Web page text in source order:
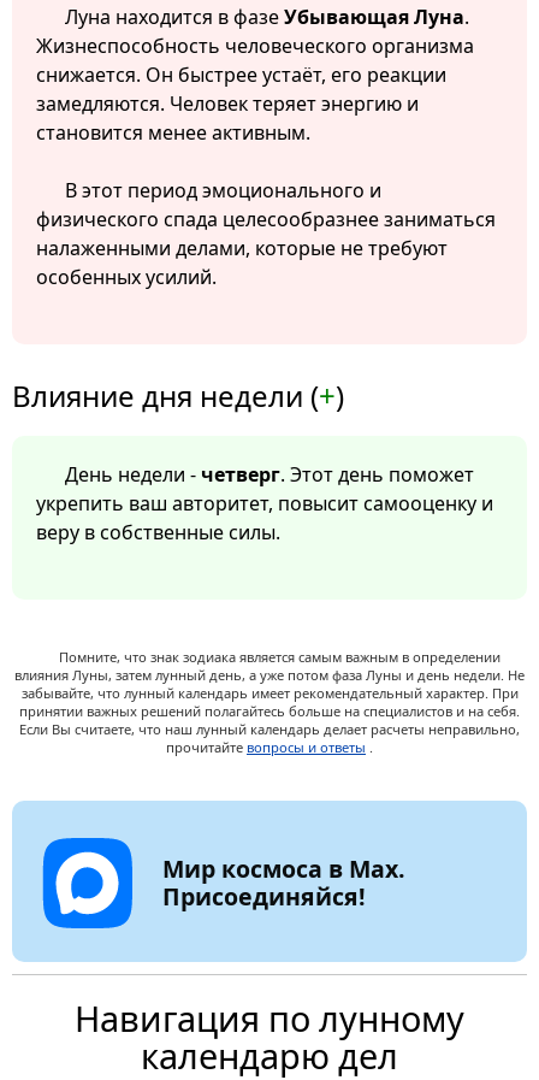
Луна находится в фазеУбывающая Луна.
Жизнеспособность человеческого организма
снижается. Он быстрее устаёт, его реакции
замедляются. Человек теряет энергию и
становится менее активным.
В этот период эмоционального и
физического спада целесообразнее заниматься
налаженными делами, которые не требуют
особенных усилий.
Влияние дня недели (+)
День недели - четверг. Этот день поможет
укрепить ваш авторитет, повысит самооценку и
веру в собственные силы.
Помните, что знак зодиака является самым важным в определении
влияния Луны, затем лунный день, а уже потом фаза Луны и день недели. Не
забывайте, что лунный календарь имеет рекомендательный характер. При
принятии важных решений полагайтесь больше на специалистов и на себя.
Если Вы считаете, что наш лунный календарь делает расчеты неправильно,
прочитайте вопросы и ответы .
Мир космоса в Max.
Присоединяйся!
Навигация по лунному
календарю дел